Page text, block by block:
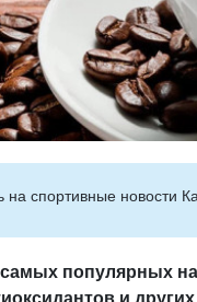
на cпортивные новости
популярных
и